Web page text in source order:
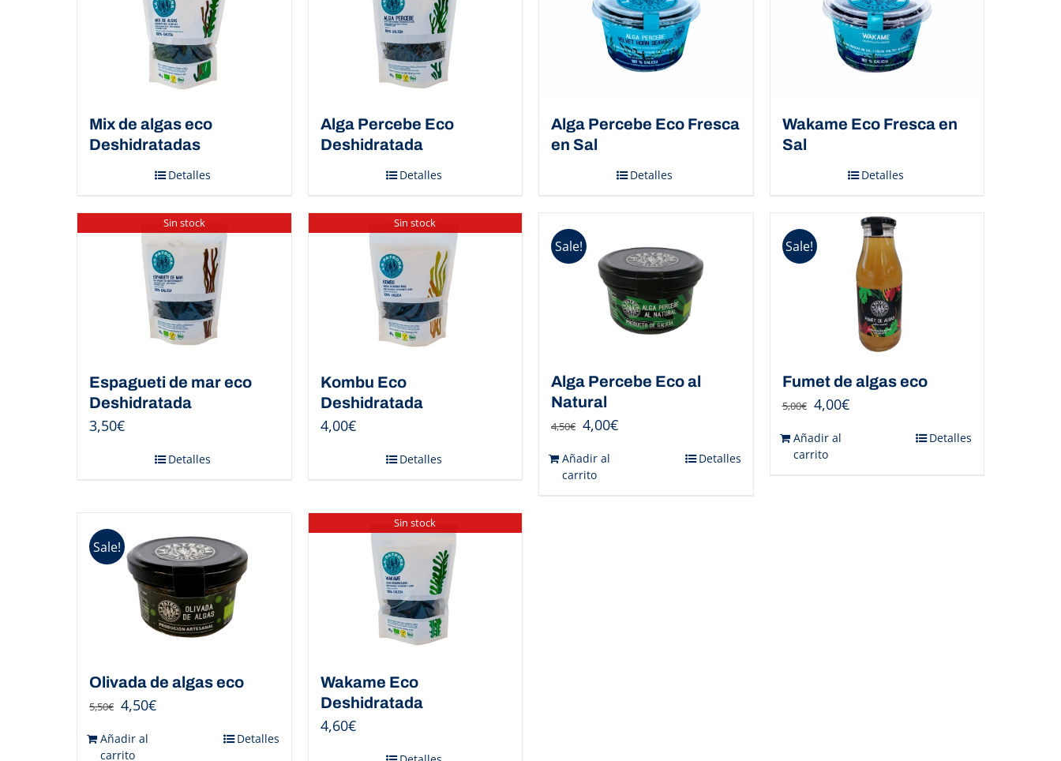
Mix de algas eco
Deshidratadas
Detalles
Alga Percebe Eco
Deshidratada
Detalles
Alga Percebe Eco Fresca
en Sal
Detalles
Wakame Eco Fresca en
Sal
Detalles
Sin stock
Espagueti de mar eco
Deshidratada
3,50€
Detalles
Sin stock
Kombu Eco
Deshidratada
4,00€
Detalles
Sale!
Alga Percebe Eco al
Natural
4,50€ 4,00€
Añadir al
carrito
Detalles
Sale!
Fumet de algas eco
5,00€ 4,00€
Añadir al
carrito
Detalles
Sale!
Olivada de algas eco
5,50€ 4,50€
Añadir al
carrito
Detalles
Sin stock
Wakame Eco
Deshidratada
4,60€